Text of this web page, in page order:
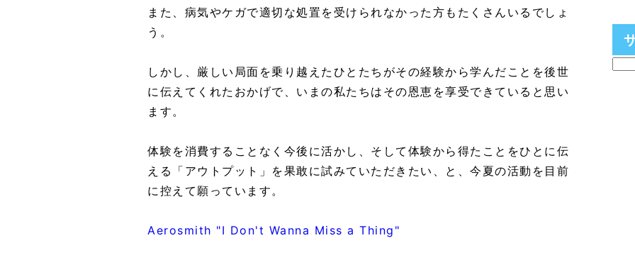
また、病気やケガで適切な処置を受けられなかった方もたくさんいるでしょ
う。
しかし、厳しい局面を乗り越えたひとたちがその経験から学んだことを後世
に伝えてくれたおかげで、いまの私たちはその恩恵を享受できていると思い
ます。
体験を消費することなく今後に活かし、そして体験から得たことをひとに伝
える「アウトプット」を果敢に試みていただきたい、と、今夏の活動を目前
に控えて願っています。
Aerosmith "I Don't Wanna Miss a Thing"